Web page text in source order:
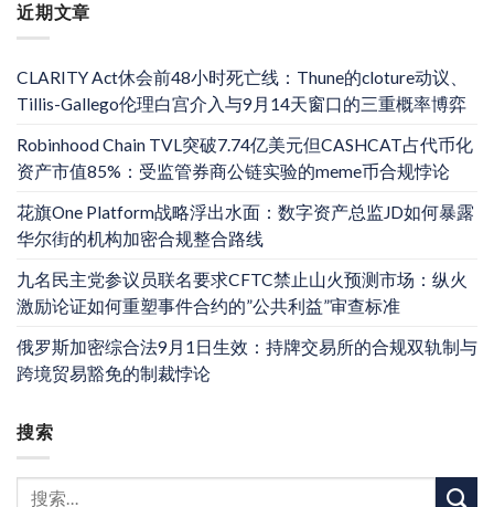
近期文章
CLARITY Act休会前48小时死亡线：Thune的cloture动议、
Tillis-Gallego伦理白宫介入与9月14天窗口的三重概率博弈
Robinhood Chain TVL突破7.74亿美元但CASHCAT占代币化
资产市值85%：受监管券商公链实验的meme币合规悖论
花旗One Platform战略浮出水面：数字资产总监JD如何暴露
华尔街的机构加密合规整合路线
九名民主党参议员联名要求CFTC禁止山火预测市场：纵火
激励论证如何重塑事件合约的”公共利益”审查标准
俄罗斯加密综合法9月1日生效：持牌交易所的合规双轨制与
跨境贸易豁免的制裁悖论
搜索